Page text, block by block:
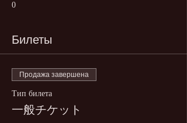
0
Билеты
Продажа завершена
Тип билета
一般チケット